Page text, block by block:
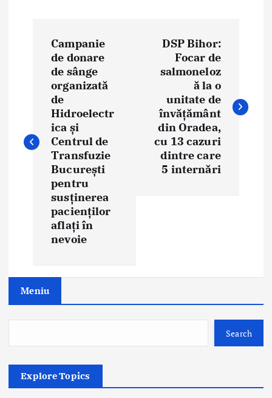
n
a
t
i
o
n
Campanie
de donare
de sânge
organizată
de
Hidroelectr
ica și
Centrul de
Transfuzie
București
pentru
susținerea
pacienților
aflați în
nevoie
DSP Bihor:
Focar de
salmoneloz
ă la o
unitate de
învățământ
din Oradea,
cu 13 cazuri
dintre care
5 internări
Meniu
Search
Explore Topics